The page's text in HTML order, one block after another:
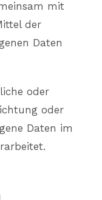
mit
der
Daten
oder
oder
Daten im